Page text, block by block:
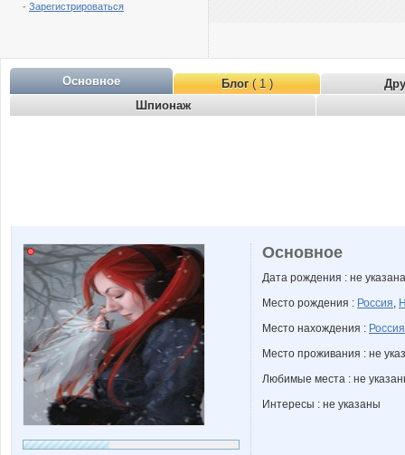
- Зарегистрироваться
Основное Блог( 1 )
Шпионаж
Основное
Дата рождения : не указана
Место рождения : Россия,
Место нахождения : Россия
Место проживания : не
Любимые места : не
Интересы : не указаны